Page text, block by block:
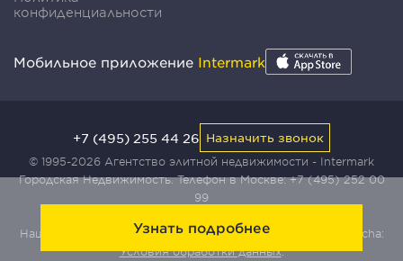
Узнать подробнее
конфиденциальности
Мобильное приложение Intermark
© 1995-2026 Агентство элитной недвижимости - Intermark
Городская Недвижимость. Телефон в Москве:+7 (495) 252 00
99
Наш сайт защищен с помощью сервиса Yandex SmartCaptcha:
Условия обработки данных.
+7 (495) 255 44 26 Назначить звонок